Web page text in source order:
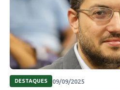
DESTAQUES 09/09/2025